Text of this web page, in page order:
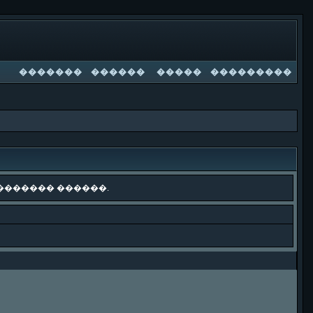
������� ������ ����� ���������
������.